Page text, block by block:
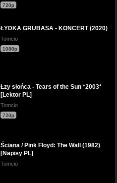
720p
ŁYDKA GRUBASA - KONCERT (2020)
Tomcio
1080p
Łzy słońca - Tears of the Sun *2003*
[Lektor PL]
Tomcio
720p
Ściana / Pink Floyd: The Wall (1982)
[Napisy PL]
Tomcio